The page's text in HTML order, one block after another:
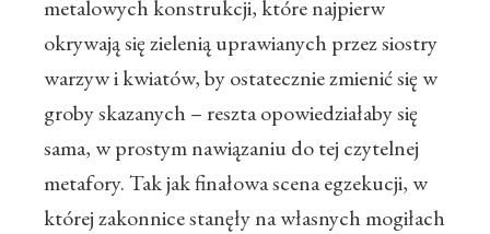
metalowych konstrukcji, które najpierw
okrywają się zielenią uprawianych przez siostry
warzyw i kwiatów, by ostatecznie zmienić się w
groby skazanych – reszta opowiedziałaby się
sama, w prostym nawiązaniu do tej czytelnej
metafory. Tak jak finałowa scena egzekucji, w
której zakonnice stanęły na własnych mogiłach